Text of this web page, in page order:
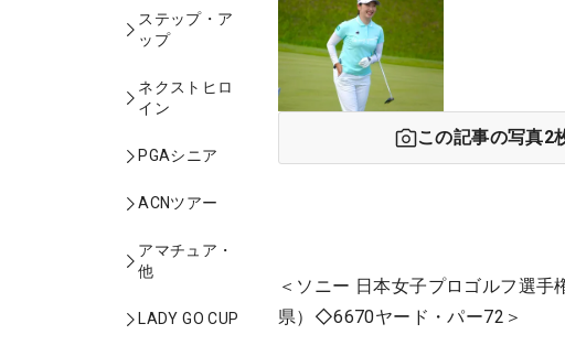
ステップ・ア
ップ
ネクストヒロ
イン
PGAシニア
ACNツアー
アマチュア・
他
LADY GO CUP
この記事の写真2
＜ソニー 日本女子プロゴルフ選
県）◇6670ヤード・パー72＞